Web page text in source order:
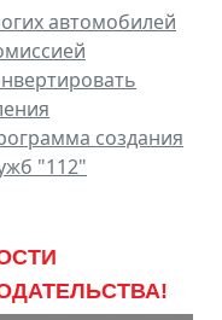
автомобилей
создания
"112"